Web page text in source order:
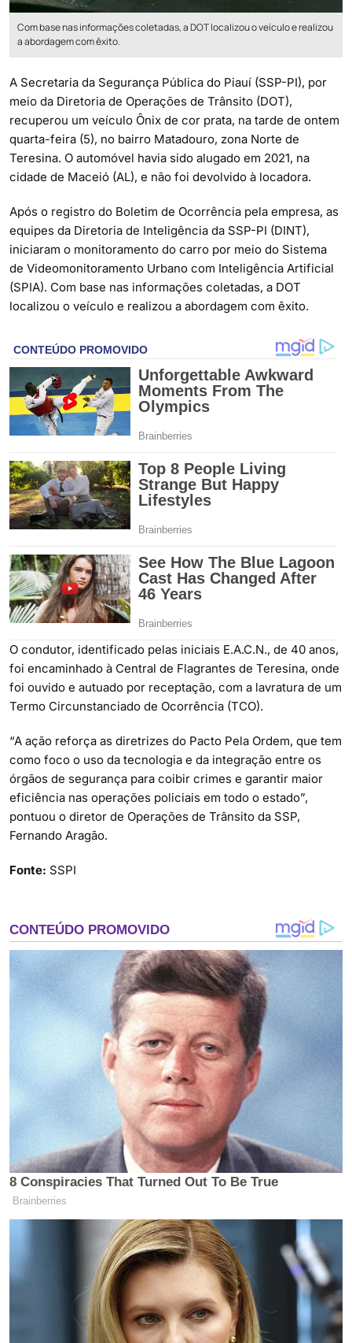
Com base nas informações coletadas, a DOT localizou o veículo e realizou
a abordagem com êxito.
A Secretaria da Segurança Pública do Piauí (SSP-PI), por
meio da Diretoria de Operações de Trânsito (DOT),
recuperou um veículo Ônix de cor prata, na tarde de ontem
quarta-feira (5), no bairro Matadouro, zona Norte de
Teresina. O automóvel havia sido alugado em 2021, na
cidade de Maceió (AL), e não foi devolvido à locadora.
Após o registro do Boletim de Ocorrência pela empresa, as
equipes da Diretoria de Inteligência da SSP-PI (DINT),
iniciaram o monitoramento do carro por meio do Sistema
de Videomonitoramento Urbano com Inteligência Artificial
(SPIA). Com base nas informações coletadas, a DOT
localizou o veículo e realizou a abordagem com êxito.
O condutor, identificado pelas iniciais E.A.C.N., de 40 anos,
foi encaminhado à Central de Flagrantes de Teresina, onde
foi ouvido e autuado por receptação, com a lavratura de um
Termo Circunstanciado de Ocorrência (TCO).
“A ação reforça as diretrizes do Pacto Pela Ordem, que tem
como foco o uso da tecnologia e da integração entre os
órgãos de segurança para coibir crimes e garantir maior
eficiência nas operações policiais em todo o estado”,
pontuou o diretor de Operações de Trânsito da SSP,
Fernando Aragão.
Fonte: SSPI